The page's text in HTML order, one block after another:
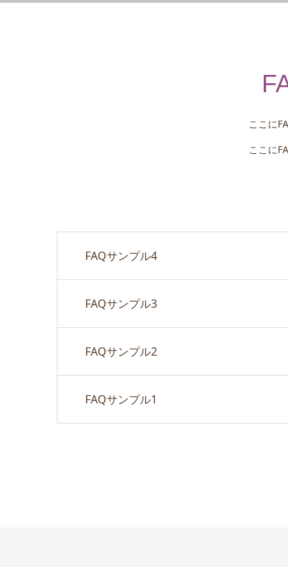
ここに
ここに
FAQサンプル4
FAQサンプル3
FAQサンプル2
FAQサンプル1